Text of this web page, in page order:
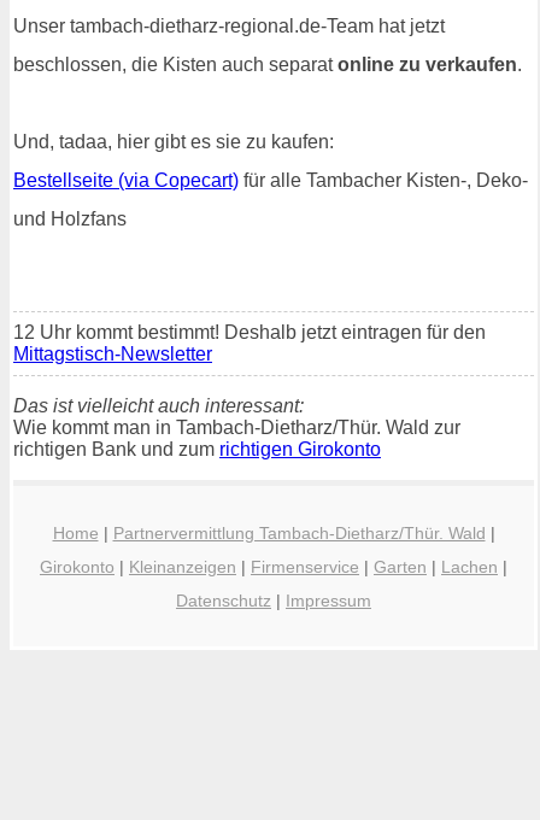
Unser tambach-dietharz-regional.de-Team hat jetzt
beschlossen, die Kisten auch separatonline zu verkaufen.
Und, tadaa, hier gibt es sie zu kaufen:
Bestellseite (via Copecart) für alle Tambacher Kisten-, Deko-
und Holzfans
12 Uhr kommt bestimmt! Deshalb jetzt eintragen für den
Mittagstisch-Newsletter
Das ist vielleicht auch interessant:
Wie kommt man in Tambach-Dietharz/Thür. Wald zur
richtigen Bank und zum richtigen Girokonto
Home | Partnervermittlung Tambach-Dietharz/Thür. Wald |
Girokonto | Kleinanzeigen | Firmenservice | Garten | Lachen |
Datenschutz | Impressum